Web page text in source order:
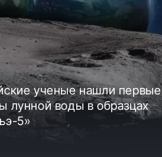
ученые нашли первые
лунной воды в образцах
5»